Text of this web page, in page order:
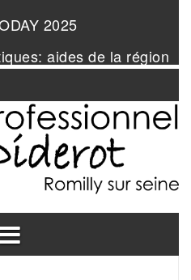
2025
aides de la région